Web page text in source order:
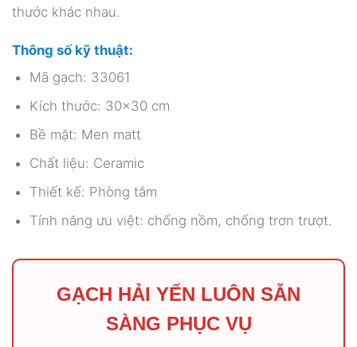
thước khác nhau.
Thông số kỹ thuật:
Mã gạch: 33061
Kích thước: 30×30 cm
Bề mặt: Men matt
Chất liệu: Ceramic
Thiết kế: Phòng tắm
Tính năng ưu việt: chống nồm, chống trơn trượt.
GẠCH HẢI YẾN LUÔN SẴN
SÀNG PHỤC VỤ